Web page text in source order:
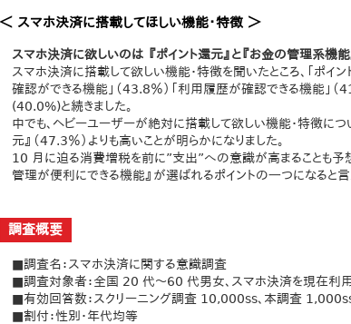
＜ スマホ決済に搭載してほしい機能・特徴 ＞
スマホ決済に欲しいのは 『ポイント還元』と『お金の管理系機能
スマホ決済に搭載して欲しい機能・特徴を聞いたところ、「ポイ
確認ができる機能」（43.8％）「利用履歴が確認できる機能」（
(40.0%)と続きました。
中でも、ヘビーユーザーが絶対に搭載して欲しい機能・特徴につ
元』（47.3％）よりも高いことが明らかになりました。
10 月に迫る消費増税を前に”支出”への意識が高まることも予
管理が便利にできる機能』が選ばれるポイントの⼀つになると言
調査概要
■調査名：スマホ決済に関する意識調査
■調査対象者：全国 20 代～60 代男女、スマホ決済を現在利
■有効回答数：スクリーニング調査 10,000ss、本調査
■割付：性別・年代均等